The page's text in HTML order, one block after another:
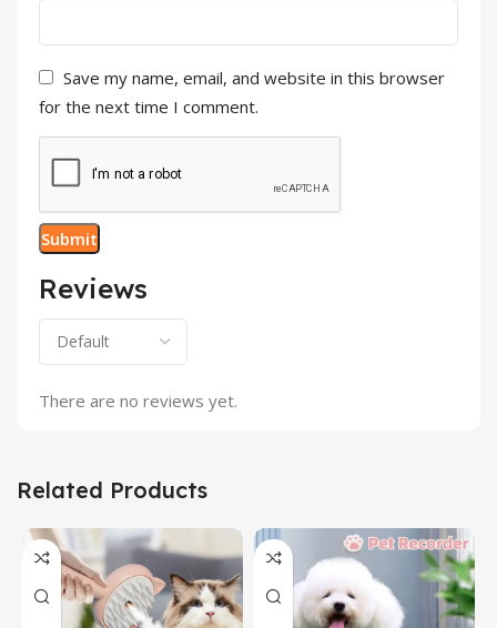
Reviews
There are no reviews yet.
Save my name, email, and website in this browser
for the next time I comment.
Related Products